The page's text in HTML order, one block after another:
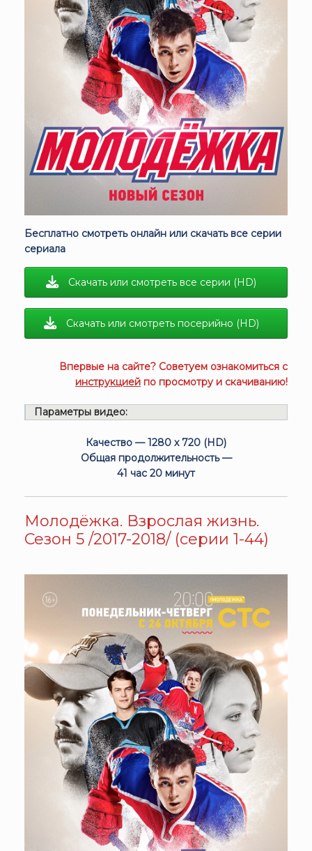
Бесплатно смотреть онлайн или скачать все серии
сериала
Скачать или смотреть все серии (HD)
Скачать или смотреть посерийно (HD)
Впервые на сайте? Советуем ознакомиться с
инструкцией по просмотру и скачиванию!
Параметры видео:
Качество — 1280 x 720 (HD)
Общая продолжительность —
41 час 20 минут
Молодёжка. Взрослая жизнь.
Сезон 5 /2017-2018/ (серии 1-44)